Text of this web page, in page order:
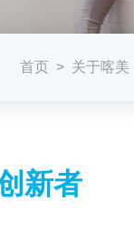
首页 > 关于喀美
新者